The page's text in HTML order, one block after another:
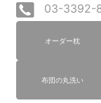
03-3392-
オーダー枕
布団の丸洗い